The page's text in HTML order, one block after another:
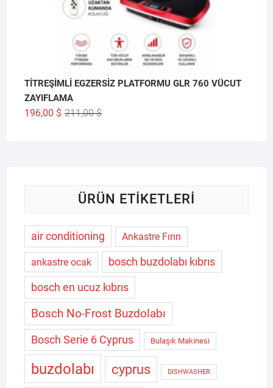
TİTREŞİMLİ EGZERSİZ PLATFORMU GLR 760 VÜCUT
ZAYIFLAMA
211,00$Orijinal
196,00 $
Şu
ÜRÜN ETIKETLERI
air conditioning Ankastre Fırın
ankastre ocak
bosch buzdolabı kıbrıs
bosch en ucuz kıbrıs
Bosch No-Frost Buzdolabı
Bosch Serie 6 Cyprus Bulaşık Makinesi
buzdolabı cyprus DISHWASHER